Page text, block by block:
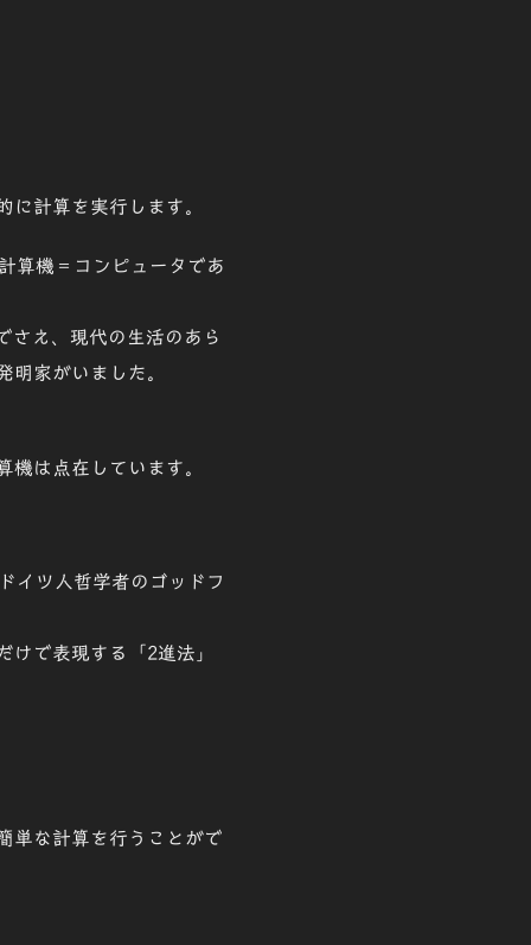
計算を実行します。
算機＝コンピュータであ
さえ、現代の生活のあら
家がいました。
機は点在しています。
イツ人 哲学者のゴッドフ
けで表現する「 2進法 」
単な計算を行うことがで